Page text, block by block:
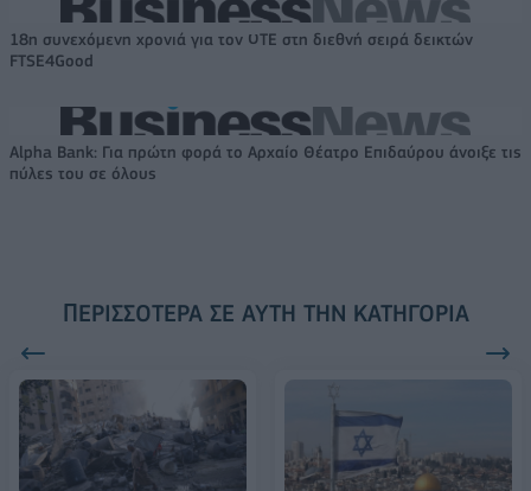
18η συνεχόμενη χρονιά για τον ΟΤΕ στη διεθνή σειρά δεικτών
FTSE4Good
Alpha Bank: Για πρώτη φορά το Αρχαίο Θέατρο Επιδαύρου άνοιξε τις
πύλες του σε όλους
ΠΕΡΙΣΣΌΤΕΡΑ ΣΕ ΑΥΤΉ ΤΗΝ ΚΑΤΗΓΟΡΊΑ